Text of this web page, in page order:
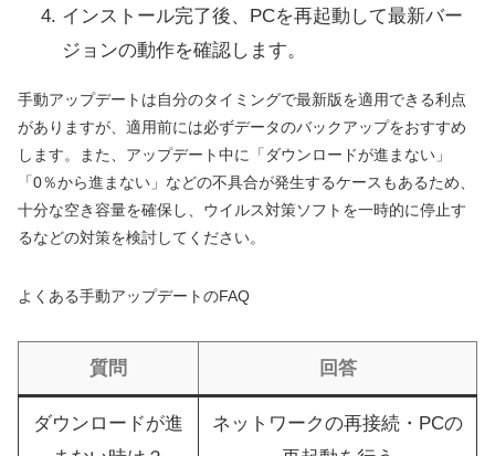
インストール完了後、PCを再起動して最新バー
ジョンの動作を確認します。
手動アップデートは自分のタイミングで最新版を適用できる利点
がありますが、適用前には必ずデータのバックアップをおすすめ
します。また、アップデート中に「ダウンロードが進まない」
「0％から進まない」などの不具合が発生するケースもあるため、
十分な空き容量を確保し、ウイルス対策ソフトを一時的に停止す
るなどの対策を検討してください。
よくある手動アップデートのFAQ
質問 回答
ダウンロードが進
ネットワークの再接続・PCの